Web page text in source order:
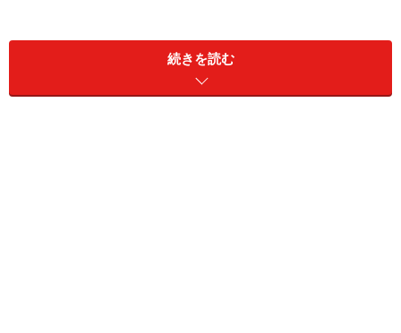
下顎水平埋伏智歯（下顎に真横に埋まっている親知らず）
続きを読む